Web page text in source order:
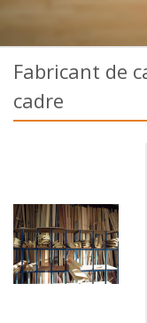
Fabricant de
cadre